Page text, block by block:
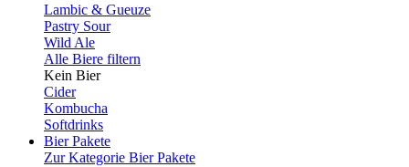
Lambic & Gueuze
Pastry Sour
Wild Ale
Alle Biere filtern
Kein Bier
Cider
Kombucha
Softdrinks
Bier Pakete
Zur Kategorie Bier Pakete